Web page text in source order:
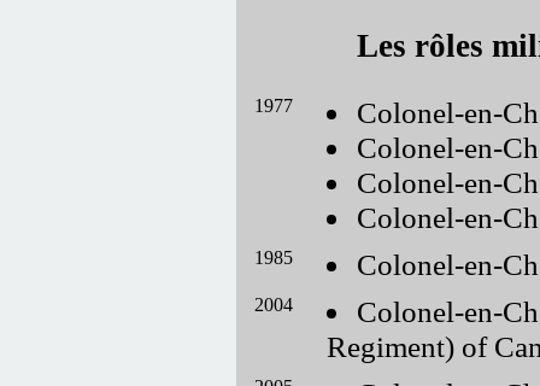
Les rôles
1977
Colonel-en-
Colonel-en-
Colonel-en-
Colonel-en-
1985 Colonel-en-
2004
Colonel-en-
Regiment) of